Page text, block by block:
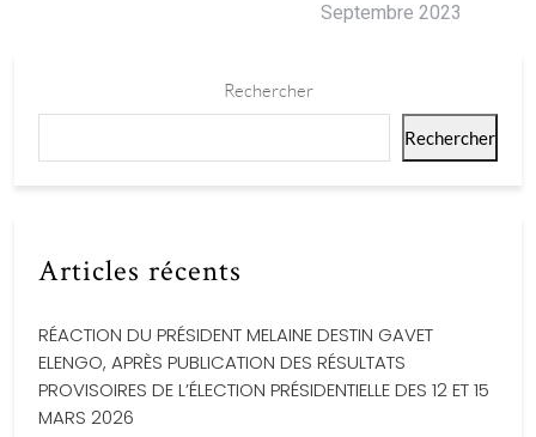
Septembre 2023
Rechercher
Rechercher
Articles récents
RÉACTION DU PRÉSIDENT MELAINE DESTIN GAVET
ELENGO, APRÈS PUBLICATION DES RÉSULTATS
PROVISOIRES DE L’ÉLECTION PRÉSIDENTIELLE DES 12 ET 15
MARS 2026